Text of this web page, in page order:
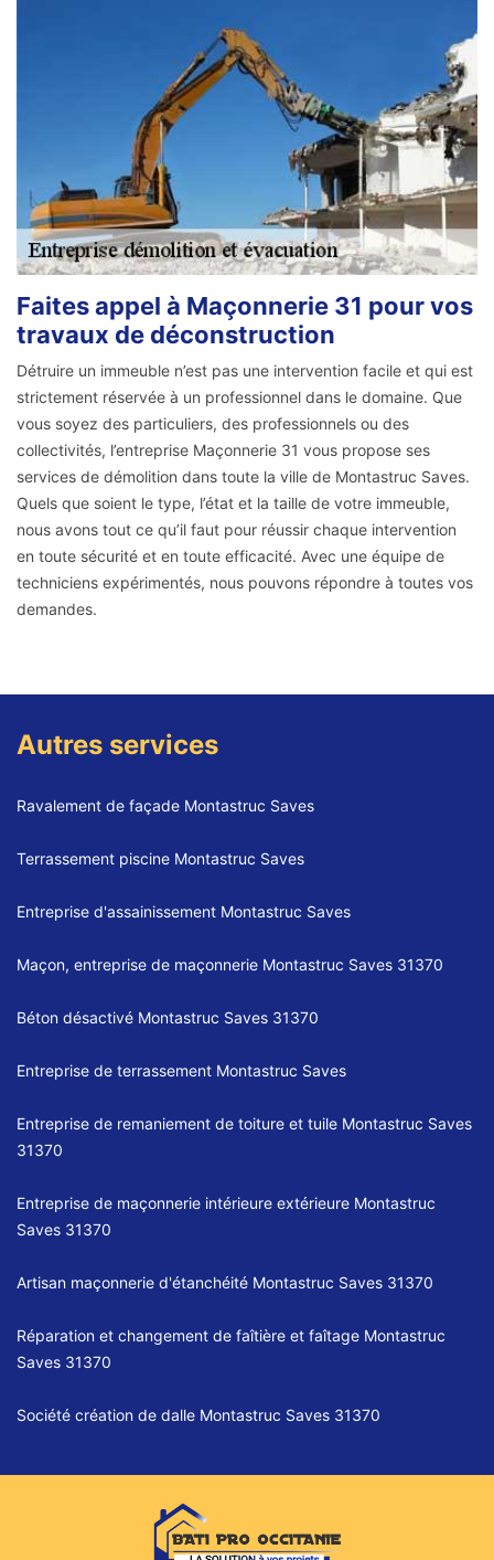
Faites appel à Maçonnerie 31 pour vos
travaux de déconstruction
Détruire un immeuble n’est pas une intervention facile et qui est
strictement réservée à un professionnel dans le domaine. Que
vous soyez des particuliers, des professionnels ou des
collectivités, l’entreprise Maçonnerie 31 vous propose ses
services de démolition dans toute la ville de Montastruc Saves.
Quels que soient le type, l’état et la taille de votre immeuble,
nous avons tout ce qu’il faut pour réussir chaque intervention
en toute sécurité et en toute efficacité. Avec une équipe de
techniciens expérimentés, nous pouvons répondre à toutes vos
demandes.
Autres services
Ravalement de façade Montastruc Saves
Terrassement piscine Montastruc Saves
Entreprise d'assainissement Montastruc Saves
Maçon, entreprise de maçonnerie Montastruc Saves 31370
Béton désactivé Montastruc Saves 31370
Entreprise de terrassement Montastruc Saves
Entreprise de remaniement de toiture et tuile Montastruc Saves
31370
Entreprise de maçonnerie intérieure extérieure Montastruc
Saves 31370
Artisan maçonnerie d'étanchéité Montastruc Saves 31370
Réparation et changement de faîtière et faîtage Montastruc
Saves 31370
Société création de dalle Montastruc Saves 31370